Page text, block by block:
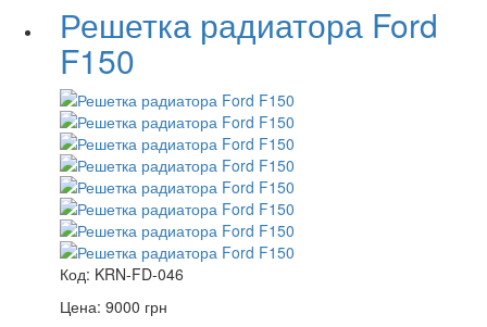
Решетка радиатора Ford
F150
Код: KRN-FD-046
Цена: 9000 грн